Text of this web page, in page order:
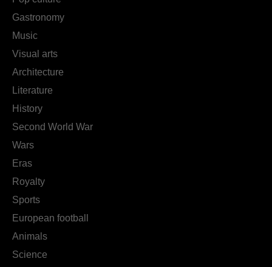
Gastronomy
Music
Visual arts
Architecture
Literature
History
Second World War
Wars
Eras
Royalty
Sports
European football
Animals
Science